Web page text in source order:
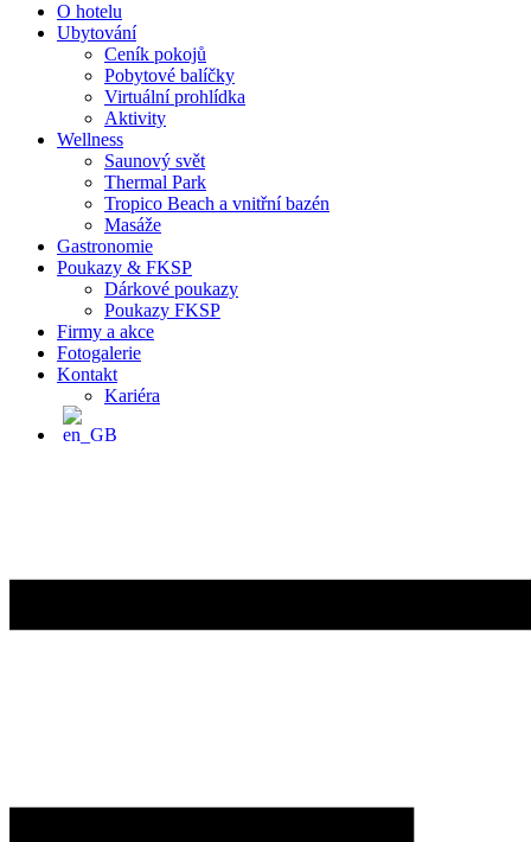
O hotelu
Ubytování
Ceník pokojů
Pobytové balíčky
Virtuální prohlídka
Aktivity
Wellness
Saunový svět
Thermal Park
Tropico Beach a vnitřní bazén
Masáže
Gastronomie
Poukazy & FKSP
Dárkové poukazy
Poukazy FKSP
Firmy a akce
Fotogalerie
Kontakt
Kariéra